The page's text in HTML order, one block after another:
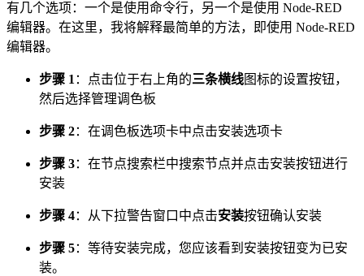
有几个选项：一个是使用命令行，另一个是使用 Node-RED
编辑器。在这里，我将解释最简单的方法，即使用 Node-RED
编辑器。
步骤 1 ：点击位于右上角的三条横线图标的设置按钮，
然后选择管理调色板
步骤 2：在调色板选项卡中点击安装选项卡
步骤 3：在节点搜索栏中搜索节点并点击安装按钮进行
安装
步骤 4：从下拉警告窗口中点击安装按钮确认安装
步骤 5：等待安装完成，您应该看到安装按钮变为已安
装。